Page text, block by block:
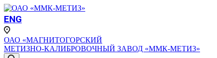
ENG
ОАО «МАГНИТОГОРСКИЙ
МЕТИЗНО-КАЛИБРОВОЧНЫЙ ЗАВОД «ММК-МЕТИЗ»